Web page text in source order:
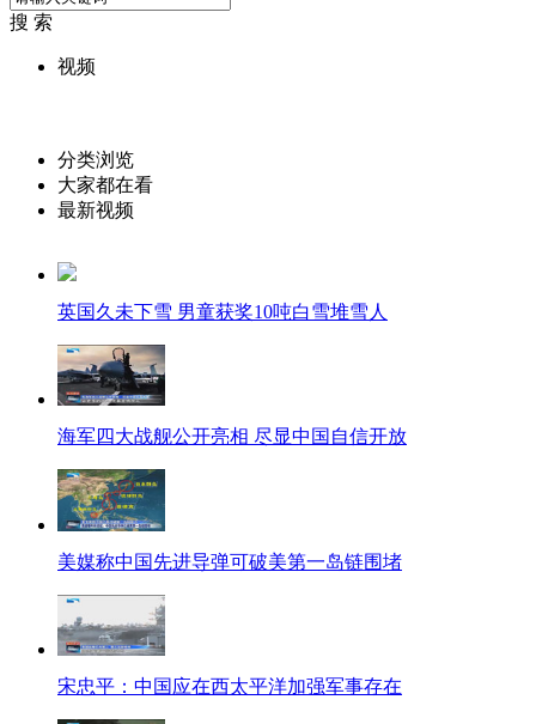
搜 索
视频
分类浏览
大家都在看
最新视频
英国久未下雪 男童获奖10吨白雪堆雪人
海军四大战舰公开亮相 尽显中国自信开放
美媒称中国先进导弹可破美第一岛链围堵
宋忠平：中国应在西太平洋加强军事存在